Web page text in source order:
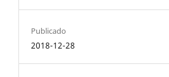
Publicado
2018-12-28